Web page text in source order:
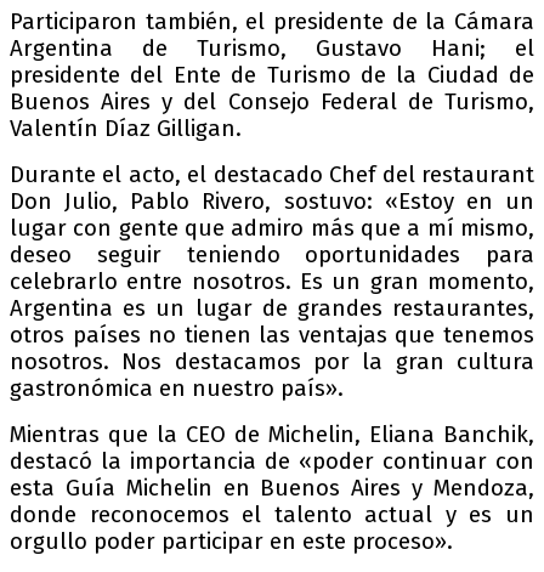
Participaron también, el presidente de la Cámara
Argentina de Turismo, Gustavo Hani; el
presidente del Ente de Turismo de la Ciudad de
Buenos Aires y del Consejo Federal de Turismo,
Valentín Díaz Gilligan.
Durante el acto, el destacado Chef del restaurant
Don Julio, Pablo Rivero, sostuvo: «Estoy en un
lugar con gente que admiro más que a mí mismo,
deseo seguir teniendo oportunidades para
celebrarlo entre nosotros. Es un gran momento,
Argentina es un lugar de grandes restaurantes,
otros países no tienen las ventajas que tenemos
nosotros. Nos destacamos por la gran cultura
gastronómica en nuestro país».
Mientras que la CEO de Michelin, Eliana Banchik,
destacó la importancia de «poder continuar con
esta Guía Michelin en Buenos Aires y Mendoza,
donde reconocemos el talento actual y es un
orgullo poder participar en este proceso».